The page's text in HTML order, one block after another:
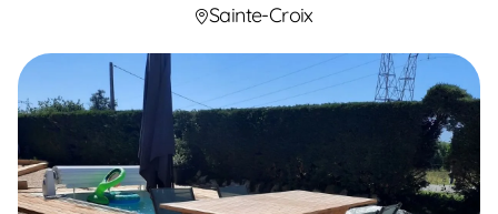
Sainte-Croix